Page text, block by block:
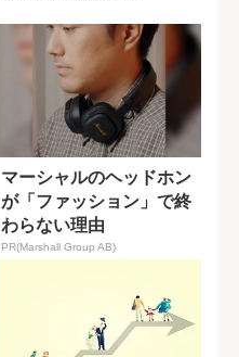
マーシャルのヘッドホン
が「ファッション」で終
わらない理由
PR(Marshall Group AB)